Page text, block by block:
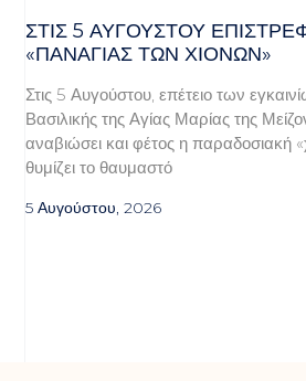
ΣΤΙΣ 5 ΑΥΓΟΎΣΤΟΥ
«ΠΑΝΑΓΊΑΣ ΤΩΝ ΧΙΌΝΩΝ»
Στις 5 Αυγούστου, επέτειο των
Βασιλικής της Αγίας Μαρίας της
αναβιώσει και φέτος η παραδοσιακή
θυμίζει το θαυμαστό
5 Αυγούστου, 2026